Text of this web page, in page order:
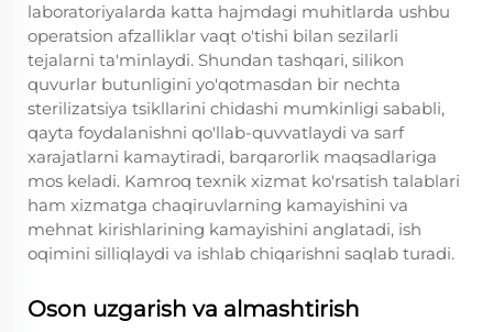
laboratoriyalarda katta hajmdagi muhitlarda ushbu
operatsion afzalliklar vaqt o'tishi bilan sezilarli
tejalarni ta'minlaydi. Shundan tashqari, silikon
quvurlar butunligini yo'qotmasdan bir nechta
sterilizatsiya tsikllarini chidashi mumkinligi sababli,
qayta foydalanishni qo'llab-quvvatlaydi va sarf
xarajatlarni kamaytiradi, barqarorlik maqsadlariga
mos keladi. Kamroq texnik xizmat ko'rsatish talablari
ham xizmatga chaqiruvlarning kamayishini va
mehnat kirishlarining kamayishini anglatadi, ish
oqimini silliqlaydi va ishlab chiqarishni saqlab turadi.
Oson uzgarish va almashtirish